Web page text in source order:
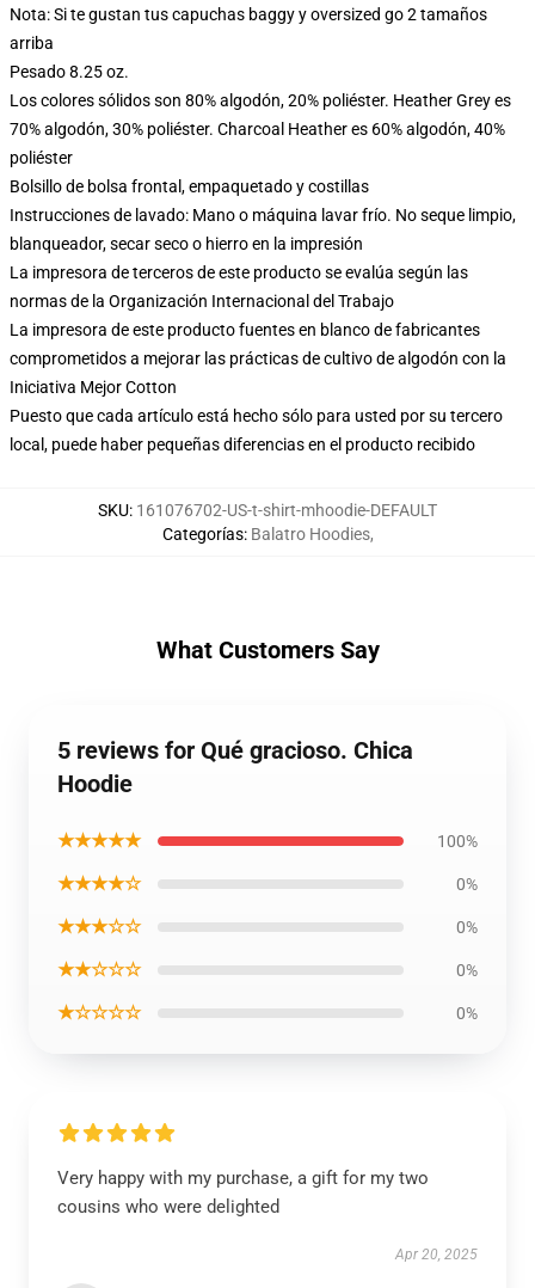
Nota: Si te gustan tus capuchas baggy y oversized go 2 tamaños
arriba
Pesado 8.25 oz.
Los colores sólidos son 80% algodón, 20% poliéster. Heather Grey es
70% algodón, 30% poliéster. Charcoal Heather es 60% algodón, 40%
poliéster
Bolsillo de bolsa frontal, empaquetado y costillas
Instrucciones de lavado: Mano o máquina lavar frío. No seque limpio,
blanqueador, secar seco o hierro en la impresión
La impresora de terceros de este producto se evalúa según las
normas de la Organización Internacional del Trabajo
La impresora de este producto fuentes en blanco de fabricantes
comprometidos a mejorar las prácticas de cultivo de algodón con la
Iniciativa Mejor Cotton
Puesto que cada artículo está hecho sólo para usted por su tercero
local, puede haber pequeñas diferencias en el producto recibido
SKU: 161076702-US-t-shirt-mhoodie-DEFAULT
Categorías: Balatro Hoodies,
What Customers Say
5 reviews for Qué gracioso. Chica
Hoodie
★★★★★ 100%
★★★★☆ 0%
★★★☆☆ 0%
★★☆☆☆ 0%
★☆☆☆☆ 0%
Very happy with my purchase, a gift for my two
cousins who were delighted
Apr 20, 2025